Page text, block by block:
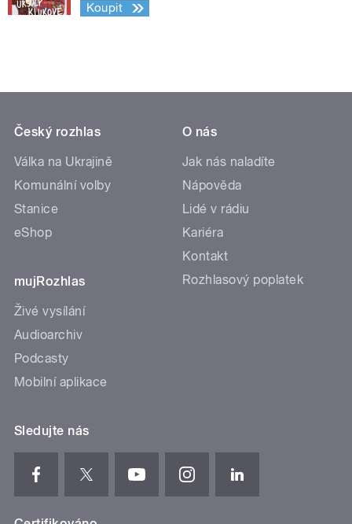
Koupit
Český rozhlas
Válka na Ukrajině
Komunální volby
Stanice
eShop
mujRozhlas
Živé vysílání
Audioarchiv
Podcasty
Mobilní aplikace
O nás
Jak nás naladíte
Nápověda
Lidé v rádiu
Kariéra
Kontakt
Rozhlasový poplatek
Sledujte nás